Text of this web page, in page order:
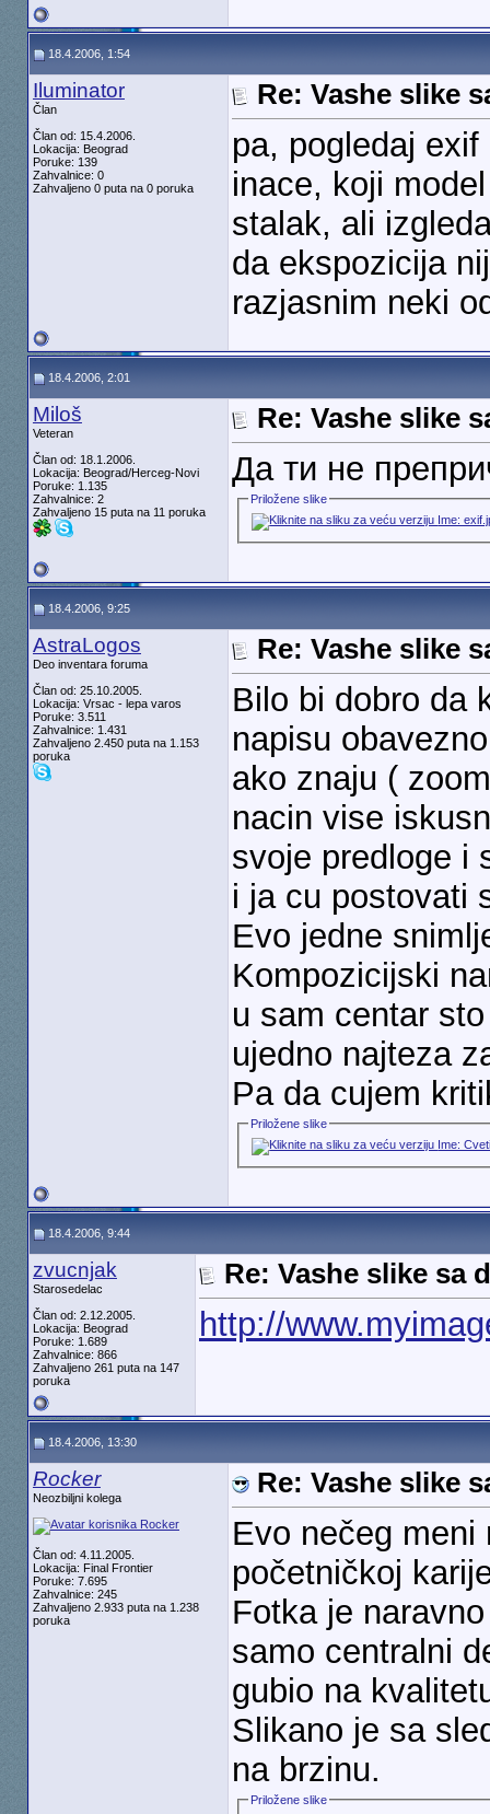
18.4.2006, 1:54
Iluminator
Član
Član od: 15.4.2006.
Lokacija: Beograd
Poruke: 139
Zahvalnice: 0
Zahvaljeno 0 puta na 0 poruka
Re: Vashe slike
pa, pogledaj
inace, koji
stalak, ali
da ekspozicija
razjasnim neki
18.4.2006, 2:01
Miloš
Veteran
Član od: 18.1.2006.
Lokacija: Beograd/Herceg-Novi
Poruke: 1.135
Zahvalnice: 2
Zahvaljeno 15 puta na 11 poruka
Re: Vashe slike
Да ти не
Priložene slike
18.4.2006, 9:25
AstraLogos
Deo inventara foruma
Član od: 25.10.2005.
Lokacija: Vrsac - lepa varos
Poruke: 3.511
Zahvalnice: 1.431
Zahvaljeno 2.450 puta na 1.153
poruka
Re: Vashe slike
Bilo bi dobro da
napisu
ako znaju (
nacin vise
svoje predloge i
i ja cu postovati
Evo jedne
Kompozicijski
u sam centar
ujedno najteza
Pa da cujem
Priložene slike
18.4.2006, 9:44
zvucnjak
Starosedelac
Član od: 2.12.2005.
Lokacija: Beograd
Poruke: 1.689
Zahvalnice: 866
Zahvaljeno 261 puta na 147
poruka
Re: Vashe slike sa
http://
18.4.2006, 13:30
Rocker
Neozbiljni kolega
Član od: 4.11.2005.
Lokacija: Final Frontier
Poruke: 7.695
Zahvalnice: 245
Zahvaljeno 2.933 puta na 1.238
poruka
Re: Vashe slike
Evo nečeg
početničkoj
Fotka je
samo centralni
gubio na
Slikano je sa
na brzinu.
Priložene slike